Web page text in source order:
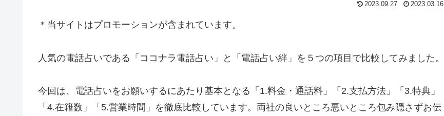
2023.09.27 2023.03.16
＊当サイトはプロモーションが含まれています。
人気の電話占いである「ココナラ電話占い」と「電話占い絆」を５つの項目で比較してみました。
今回は、電話占いをお願いするにあたり基本となる「1.料金・通話料」「2.支払方法」「3.特典」
「4.在籍数」「5.営業時間」を徹底比較しています。両社の良いところ悪いところ包み隠さずお伝